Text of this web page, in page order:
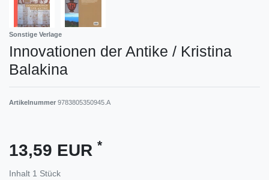
Sonstige Verlage
Innovationen der Antike / Kristina
Balakina
Artikelnummer 9783805350945.A
13,59 EUR *
Inhalt 1 Stück